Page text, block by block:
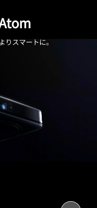
りスマートに。